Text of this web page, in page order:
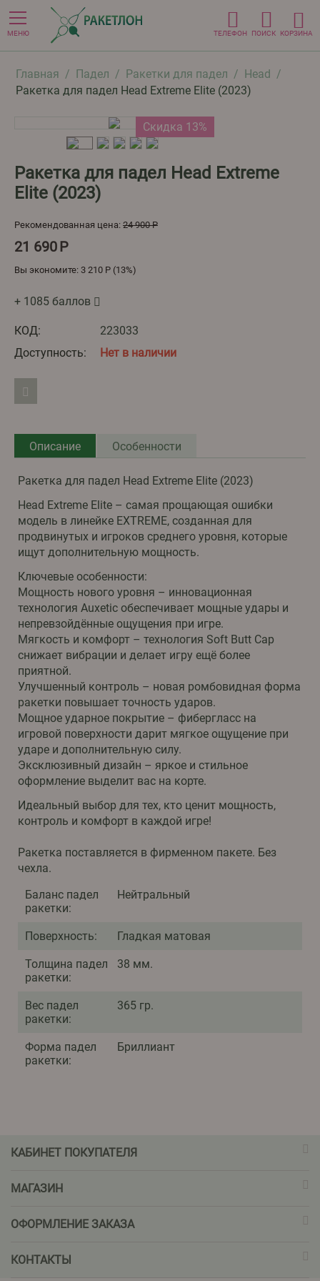
МЕНЮ ТЕЛЕФОН ПОИСК КОРЗИНА
Главная / Падел / Ракетки для падел / Head /
Ракетка для падел Head Extreme Elite (2023)
Скидка 13%
Ракетка для падел Head Extreme
Elite (2023)
Рекомендованная цена: 24 900 Р
21 690Р
Вы экономите: 3 210 Р (13%)
+ 1085 баллов
КОД:
223033
Доступность:
Нет в наличии
Описание Особенности
Ракетка для падел Head Extreme Elite (2023)
Head Extreme Elite – самая прощающая ошибки
модель в линейке EXTREME, созданная для
продвинутых и игроков среднего уровня, которые
ищут дополнительную мощность.
Ключевые особенности:
Мощность нового уровня – инновационная
технология Auxetic обеспечивает мощные удары и
непревзойдённые ощущения при игре.
Мягкость и комфорт – технология Soft Butt Cap
снижает вибрации и делает игру ещё более
приятной.
Улучшенный контроль – новая ромбовидная форма
ракетки повышает точность ударов.
Мощное ударное покрытие – фибергласс на
игровой поверхности дарит мягкое ощущение при
ударе и дополнительную силу.
Эксклюзивный дизайн – яркое и стильное
оформление выделит вас на корте.
Идеальный выбор для тех, кто ценит мощность,
контроль и комфорт в каждой игре!
Ракетка поставляется в фирменном пакете. Без
чехла.
Баланс падел
ракетки:
Нейтральный
Поверхность: Гладкая матовая
Толщина падел
ракетки:
38 мм.
Вес падел
ракетки:
365 гр.
Форма падел
ракетки:
Бриллиант
КАБИНЕТ ПОКУПАТЕЛЯ
МАГАЗИН
ОФОРМЛЕНИЕ ЗАКАЗА
КОНТАКТЫ